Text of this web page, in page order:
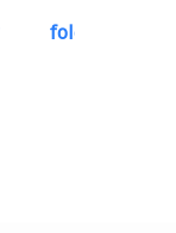
folcra beach